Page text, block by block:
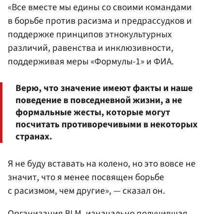
«Все вместе мы едины со своими командами
в борьбе против расизма и предрассудков и
поддержке принципов этнокультурных
различий, равенства и инклюзивности,
поддерживая меры «Формулы-1» и ФИА.
Верю, что значение имеют факты и наше
поведение в повседневной жизни, а не
формальные жесты, которые могут
посчитать противоречивыми в некоторых
странах.
Я не буду вставать на колено, но это вовсе не
значит, что я менее посвящен борьбе
с расизмом, чем другие», — сказал он.